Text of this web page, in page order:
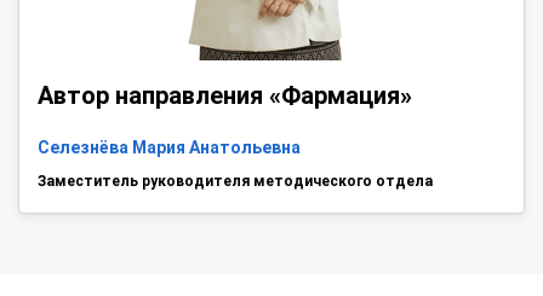
Автор направления «Фармация»
Селезнёва Мария Анатольевна
Заместитель руководителя методического отдела